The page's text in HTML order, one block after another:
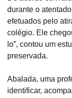
durante o
efetuados pelo
colégio. Ele
lo”, contou um
preservada.
Abalada, uma
identificar,